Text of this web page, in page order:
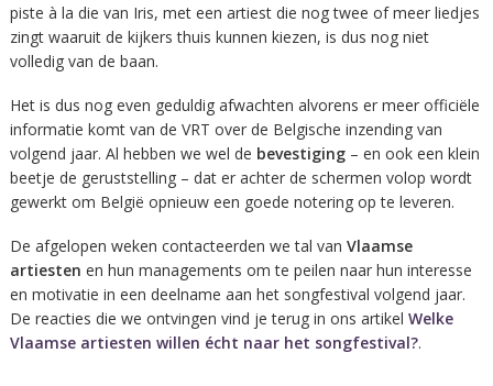
piste à la die van Iris, met een artiest die nog twee of meer liedjes
zingt waaruit de kijkers thuis kunnen kiezen, is dus nog niet
volledig van de baan.
Het is dus nog even geduldig afwachten alvorens er meer officiële
informatie komt van de VRT over de Belgische inzending van
volgend jaar. Al hebben we wel de bevestiging– en ook een klein
beetje de geruststelling – dat er achter de schermen volop wordt
gewerkt om België opnieuw een goede notering op te leveren.
De afgelopen weken contacteerden we tal van Vlaamse
artiesten en hun managements om te peilen naar hun interesse
en motivatie in een deelname aan het songfestival volgend jaar.
De reacties die we ontvingen vind je terug in ons artikel Welke
Vlaamse artiesten willen écht naar het songfestival?.